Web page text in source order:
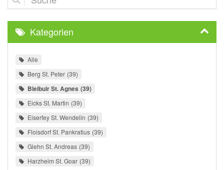
Kategorien
Alle
Berg St. Peter 39
Bleibuir St. Agnes 39
Eicks St. Martin 39
Eiserfey St. Wendelin 39
Floisdorf St. Pankratius 39
Glehn St. Andreas 39
Harzheim St. Goar 39